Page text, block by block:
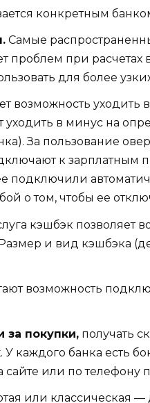
конкретным
Самые
проблем при расчетах
для более
возможность
уходить в минус на
За пользование
к зарплатным
подключили
о том, чтобы ее
кэшбэк позволяет
и вид кэшбэка
возможность
за покупки, получать
У каждого банка есть
сайте или по телефону
или классическая